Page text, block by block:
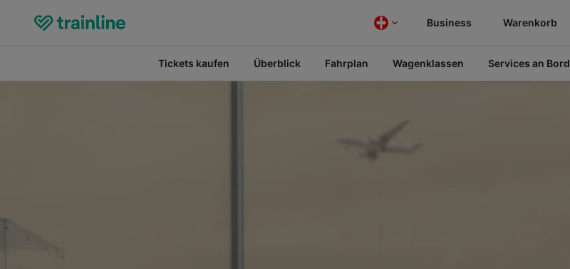
Business Warenkorb
Tickets kaufen Überblick Fahrplan Wagenklassen Services an Bord